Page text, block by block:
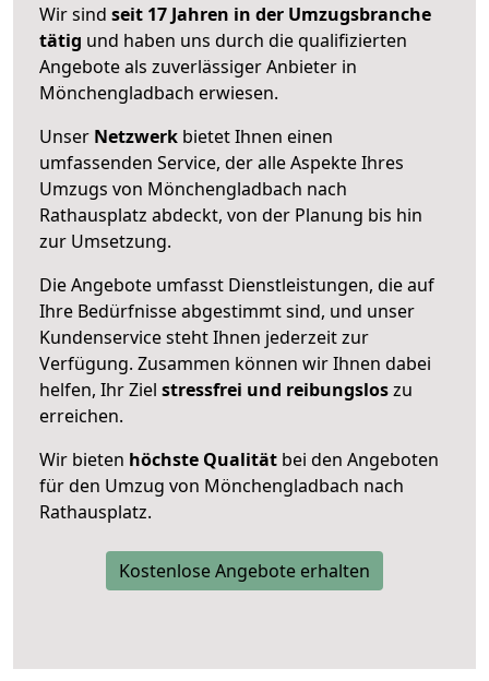
Wir sind seit 17 Jahren in der Umzugsbranche
tätig und haben uns durch die qualifizierten
Angebote als zuverlässiger Anbieter in
Mönchengladbach erwiesen.
Unser Netzwerk bietet Ihnen einen
umfassenden Service, der alle Aspekte Ihres
Umzugs von Mönchengladbach nach
Rathausplatz abdeckt, von der Planung bis hin
zur Umsetzung.
Die Angebote umfasst Dienstleistungen, die auf
Ihre Bedürfnisse abgestimmt sind, und unser
Kundenservice steht Ihnen jederzeit zur
Verfügung. Zusammen können wir Ihnen dabei
helfen, Ihr Ziel stressfrei und reibungsloszu
erreichen.
Wir bieten höchste Qualität bei den Angeboten
für den Umzug von Mönchengladbach nach
Rathausplatz.
Kostenlose Angebote erhalten